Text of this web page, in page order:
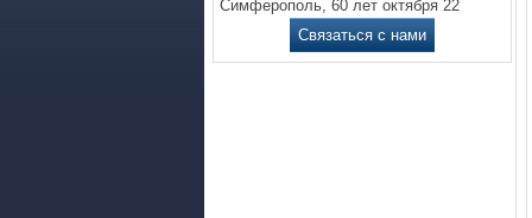
Симферополь, 60 лет октября 22
Связаться с нами